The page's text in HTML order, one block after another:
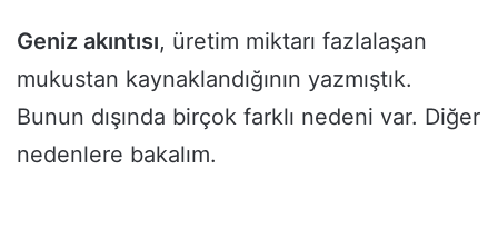
Geniz akıntısı, üretim miktarı fazlalaşan
mukustan kaynaklandığının yazmıştık.
Bunun dışında birçok farklı nedeni var. Diğer
nedenlere bakalım.